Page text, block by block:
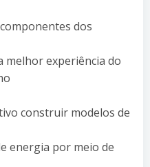
dos
melhor experiência do
construir modelos de
energia por meio de